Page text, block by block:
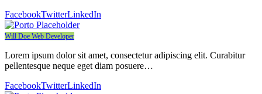
FacebookTwitterLinkedIn
Will Doe Web Developer
Lorem ipsum dolor sit amet, consectetur adipiscing elit. Curabitur
pellentesque neque eget diam posuere…
FacebookTwitterLinkedIn